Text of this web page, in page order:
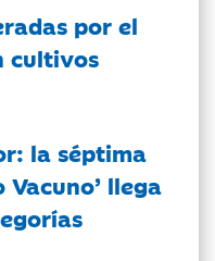
por el
cultivos
la séptima
llega